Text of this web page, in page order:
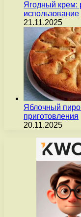
Ягодный крем:
использование
21.11.2025
Яблочный
приготовления
20.11.2025